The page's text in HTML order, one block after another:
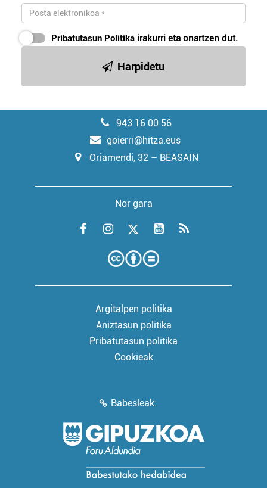
Pribatutasun Politika irakurri eta onartzen dut.
Harpidetu
943 16 00 56
goierri@hitza.eus
Oriamendi, 32 – BEASAIN
Nor gara
Argitalpen politika
Aniztasun politika
Pribatutasun politika
Cookieak
Babesleak: